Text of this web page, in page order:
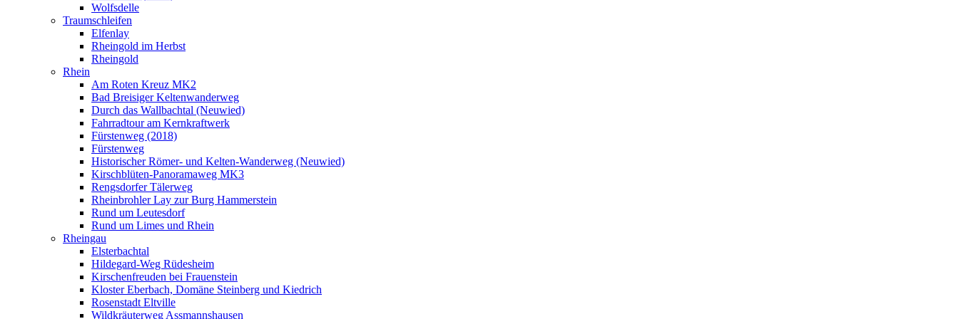
Wolfsdelle
Traumschleifen
Elfenlay
Rheingold im Herbst
Rheingold
Rhein
Am Roten Kreuz MK2
Bad Breisiger Keltenwanderweg
Durch das Wallbachtal (Neuwied)
Fahrradtour am Kernkraftwerk
Fürstenweg (2018)
Fürstenweg
Historischer Römer- und Kelten-Wanderweg (Neuwied)
Kirschblüten-Panoramaweg MK3
Rengsdorfer Tälerweg
Rheinbrohler Lay zur Burg Hammerstein
Rund um Leutesdorf
Rund um Limes und Rhein
Rheingau
Elsterbachtal
Hildegard-Weg Rüdesheim
Kirschenfreuden bei Frauenstein
Kloster Eberbach, Domäne Steinberg und Kiedrich
Rosenstadt Eltville
Wildkräuterweg Assmannshausen